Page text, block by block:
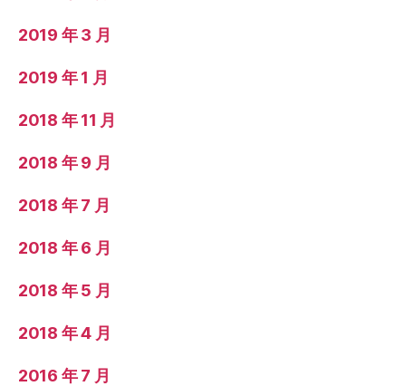
2019 年 3 月
2019 年 1 月
2018 年 11 月
2018 年 9 月
2018 年 7 月
2018 年 6 月
2018 年 5 月
2018 年 4 月
2016 年 7 月